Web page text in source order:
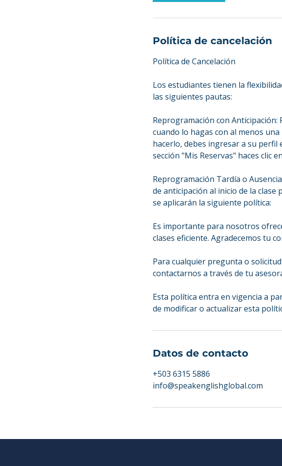
Política de cancelación
Política de Cancelación
Los estudiantes tienen la
las siguientes pautas:
Reprogramación con
cuando lo hagas con al menos
hacerlo, debes ingresar a su perfil
sección "Mis Reservas" haces clic
Reprogramación Tardía o
de anticipación al inicio de la
se aplicarán la siguiente política:
Es importante para nosotros
clases eficiente. Agradecemos tu
Para cualquier pregunta o
contactarnos a través de tu
Esta política entra en vigencia a
de modificar o actualizar esta
Datos de contacto
+503 6315 5886
info@speakenglishglobal.com